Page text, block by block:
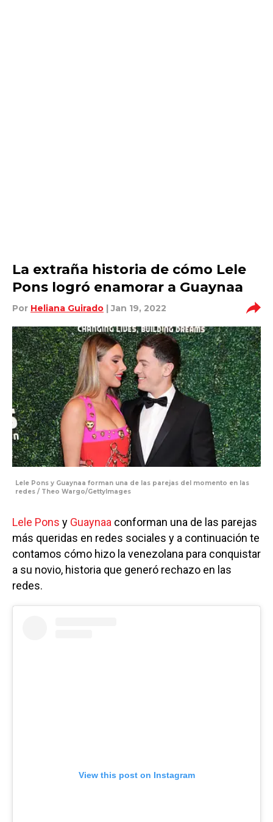
La extraña historia de cómo Lele
Pons logró enamorar a Guaynaa
Por Heliana Guirado | Jan 19, 2022
Lele Pons y Guaynaa forman una de las parejas del momento en las
redes / Theo Wargo/GettyImages
Lele Pons y Guaynaa conforman una de las parejas
más queridas en redes sociales y a continuación te
contamos cómo hizo la venezolana para conquistar
a su novio, historia que generó rechazo en las
redes.
View this post on Instagram